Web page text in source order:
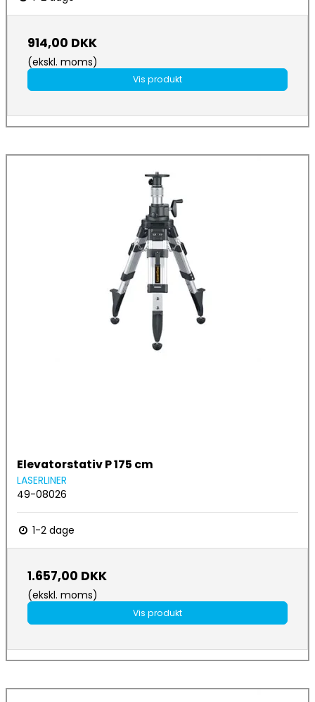
914,00 DKK
(ekskl. moms)
Vis produkt
Elevatorstativ P 175 cm
LASERLINER
49-08026
1-2 dage
1.657,00 DKK
(ekskl. moms)
Vis produkt